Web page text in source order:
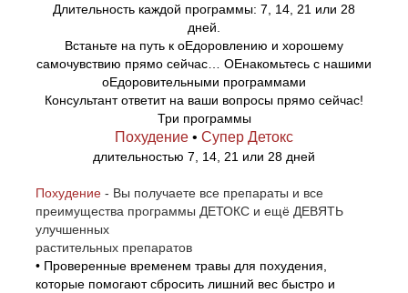
Длительность каждой программы: 7, 14, 21 или 28
дней.
Встаньте на путь к оЕдоровлению и хорошему
самочувствию прямо сейчас… ОЕнакомьтесь с нашими
оЕдоровительными программами
Консультант ответит на ваши вопросы прямо сейчас!
Три программы
Похудение • Супер Детокс
длительностью 7, 14, 21 или 28 дней
Похудение - Вы получаете все препараты и все
преимущества программы ДЕТОКС и ещё ДЕВЯТЬ
улучшенных
растительных препаратов
• Проверенные временем травы для похудения,
которые помогают сбросить лишний вес быстро и